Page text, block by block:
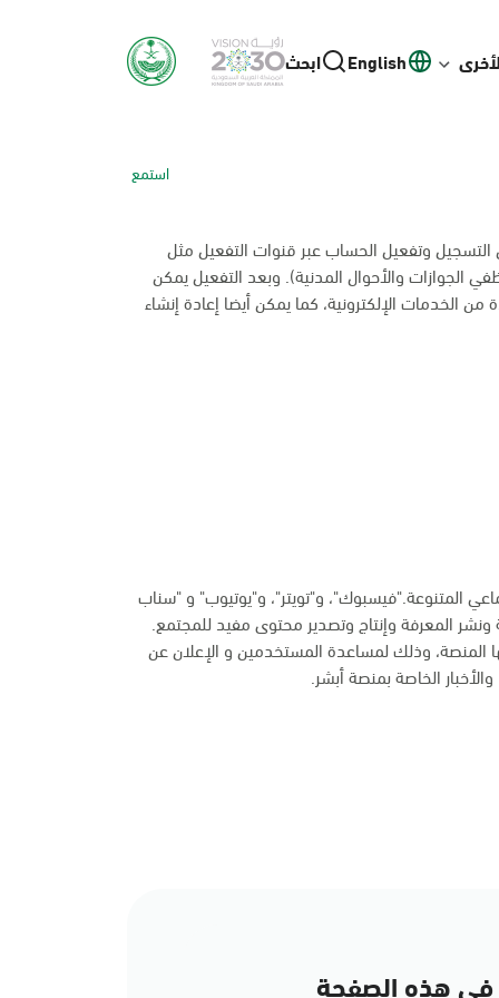
English ابحث
استمع
وتفعيل الحساب عبر قنوات التفعيل مثل
الجوازات والأحوال المدنية). وبعد التفعيل يمكن
الخدمات الإلكترونية، كما يمكن أيضا إعادة إنشاء
المتنوعة."فيسبوك"، و"تويتر"، و"يوتيوب" و "سناب
المعرفة وإنتاج وتصدير محتوى مفيد للمجتمع.
المنصة، وذلك لمساعدة المستخدمين و الإعلان عن
الخاصة بمنصة أبشر.
هذه الصفحة